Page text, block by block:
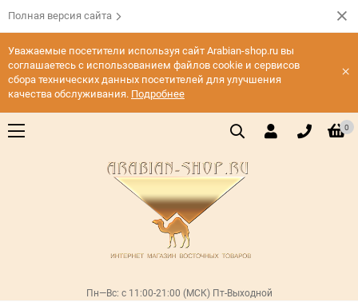
Полная версия сайта
Уважаемые посетители используя сайт Arabian-shop.ru вы
соглашаетесь с использованием файлов cookie и сервисов
сбора технических данных посетителей для улучшения
качества обслуживания. Подробнее
×
0
Пн—Вс: с 11:00-21:00 (МСК) Пт-Выходной